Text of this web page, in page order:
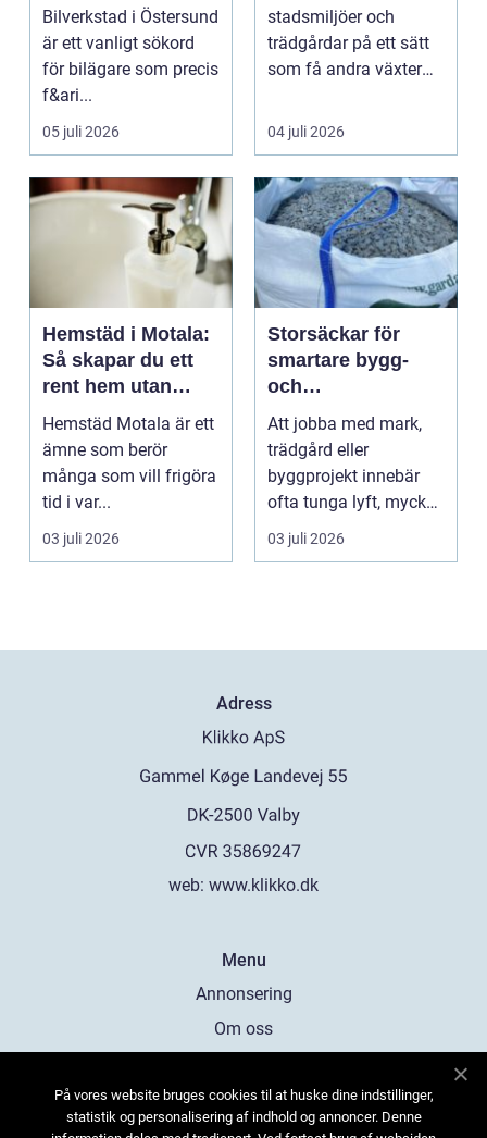
och smarta val för
din bil
Bilverkstad i Östersund
är ett vanligt sökord
för bilägare som precis
f&ari...
05 juli 2026
stadsmiljöer och
trädgårdar på ett sätt
som få andra växter
04 juli 2026
Hemstäd i Motala:
Så skapar du ett
rent hem utan
stress
Hemstäd Motala är ett
ämne som berör
många som vill frigöra
tid i var...
03 juli 2026
Storsäckar för
smartare bygg-
och
trädgårdsprojekt
Att jobba med mark,
trädgård eller
byggprojekt innebär
ofta tunga lyft, mycket
logis...
03 juli 2026
Adress
web: www.klikko.dk
Menu
Annonsering
Om oss
Kontakta oss
Sitemap
På vores website bruges cookies til at huske dine indstillinger,
statistik og personalisering af indhold og annoncer. Denne